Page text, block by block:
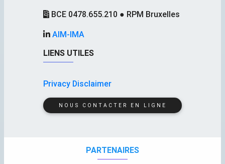
BCE 0478.655.210 ● RPM Bruxelles
AIM-IMA
LIENS UTILES
Privacy Disclaimer
NOUS CONTACTER EN LIGNE
PARTENAIRES